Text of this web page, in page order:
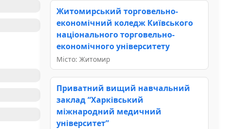
Житомирський торговельно-
економічний коледж Київського
національного торговельно-
економічного університету
Місто: Житомир
Приватний вищий навчальний
заклад “Харківський
міжнародний медичний
університет”